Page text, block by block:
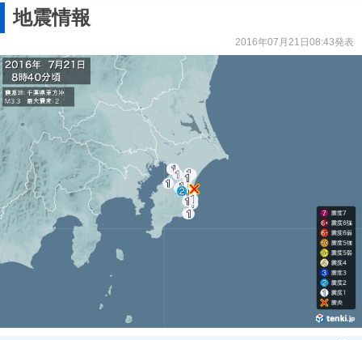
地震情報
2016年07月21日08:43発表